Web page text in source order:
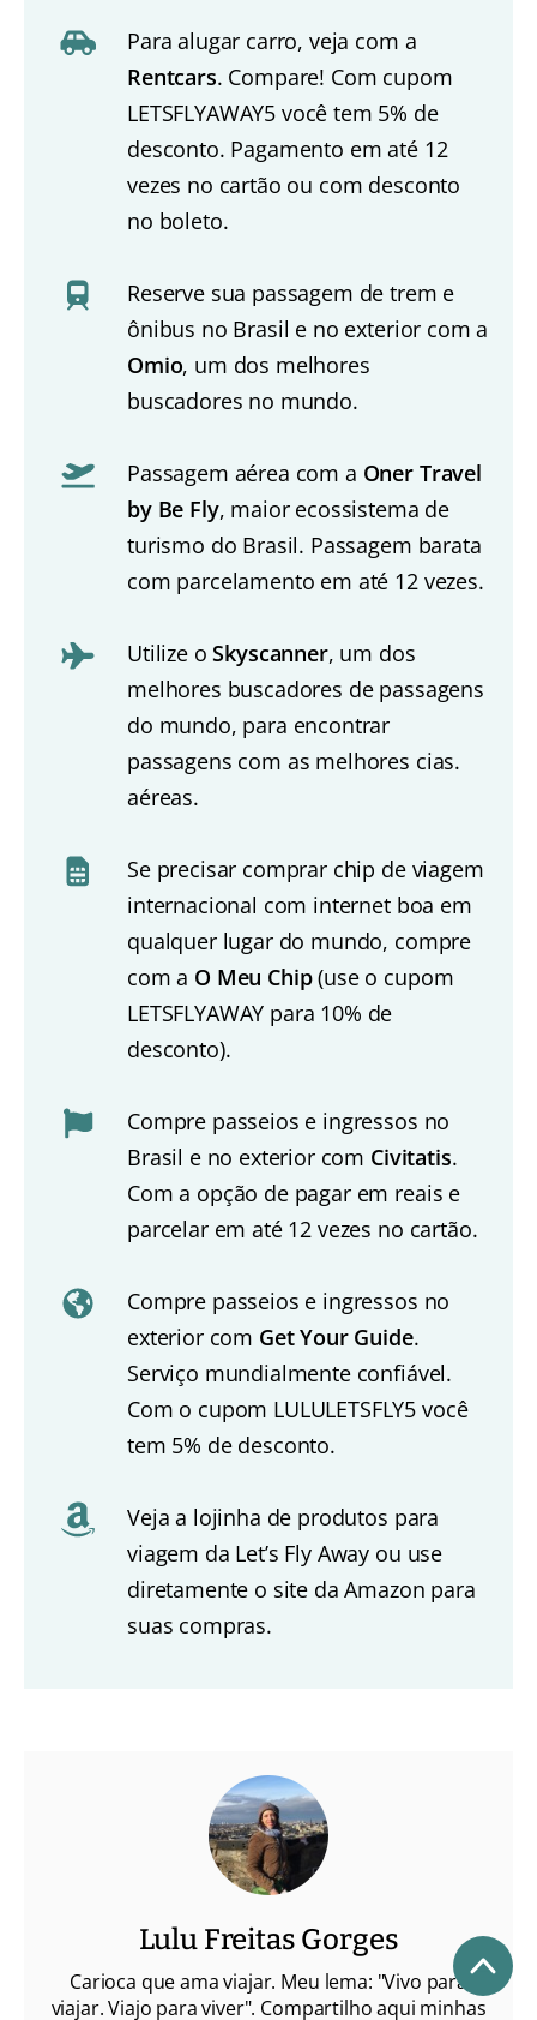
Para alugar carro, veja com a
Rentcars. Compare! Com cupom
LETSFLYAWAY5 você tem 5% de
desconto. Pagamento em até 12
vezes no cartão ou com desconto
no boleto.
Reserve sua passagem de trem e
ônibus no Brasil e no exterior com a
Omio, um dos melhores
buscadores no mundo.
Passagem aérea com a Oner Travel
by Be Fly, maior ecossistema de
turismo do Brasil. Passagem barata
com parcelamento em até 12 vezes.
Utilize oSkyscanner, um dos
melhores buscadores de passagens
do mundo, para encontrar
passagens com as melhores cias.
aéreas.
Se precisar comprar chip de viagem
internacional com internet boa em
qualquer lugar do mundo, compre
com a O Meu Chip(use o cupom
LETSFLYAWAY para 10% de
desconto).
Compre passeios e ingressos no
Brasil e no exterior com Civitatis.
Com a opção de pagar em reais e
parcelar em até 12 vezes no cartão.
Compre passeios e ingressos no
exterior com Get Your Guide.
Serviço mundialmente confiável.
Com o cupom LULULETSFLY5 você
tem 5% de desconto.
Veja a lojinha de produtos para
viagem da Let’s Fly Away ou use
diretamente o site da Amazon para
suas compras.
Lulu Freitas Gorges
Carioca que ama viajar. Meu lema: "Vivo para
viajar. Viajo para viver". Compartilho aqui minhas